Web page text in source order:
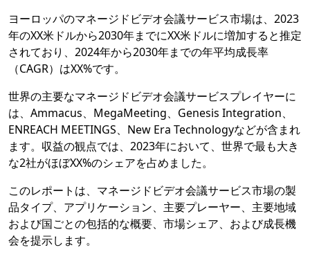
ヨーロッパのマネージドビデオ会議サービス市場は、2023
年のXX米ドルから2030年までにXX米ドルに増加すると推定
されており、2024年から2030年までの年平均成長率
（CAGR）はXX%です。
世界の主要なマネージドビデオ会議サービスプレイヤーに
は、Ammacus、MegaMeeting、Genesis Integration、
ENREACH MEETINGS、New Era Technologyなどが含まれ
ます。収益の観点では、2023年において、世界で最も大き
な2社がほぼXX%のシェアを占めました。
このレポートは、マネージドビデオ会議サービス市場の製
品タイプ、アプリケーション、主要プレーヤー、主要地域
および国ごとの包括的な概要、市場シェア、および成長機
会を提示します。